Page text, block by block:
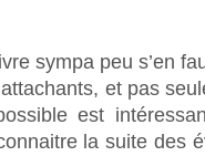
sympa peu s’en
et pas
est
la suite des